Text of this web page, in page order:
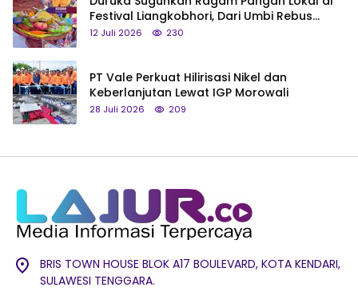
Festival Liangkobhori, Dari Umbi Rebus
hingga Tumpeng Beras Muna
12 Juli 2026 230
PT Vale Perkuat Hilirisasi Nikel dan
Keberlanjutan Lewat IGP Morowali
28 Juli 2026 209
BRIS TOWN HOUSE BLOK A17 BOULEVARD, KOTA KENDARI,
SULAWESI TENGGARA.